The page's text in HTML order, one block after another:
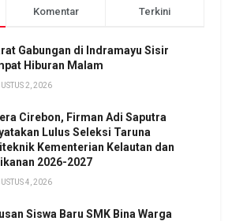
Komentar Terkini
Gabungan di Indramayu Sisir
Hiburan Malam
2, 2026
Cirebon, Firman Adi Saputra
Lulus Seleksi Taruna
Kementerian Kelautan dan
2026-2027
4, 2026
Siswa Baru SMK Bina Warga